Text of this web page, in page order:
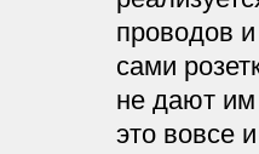
проводов
сами
не дают им
это вовсе